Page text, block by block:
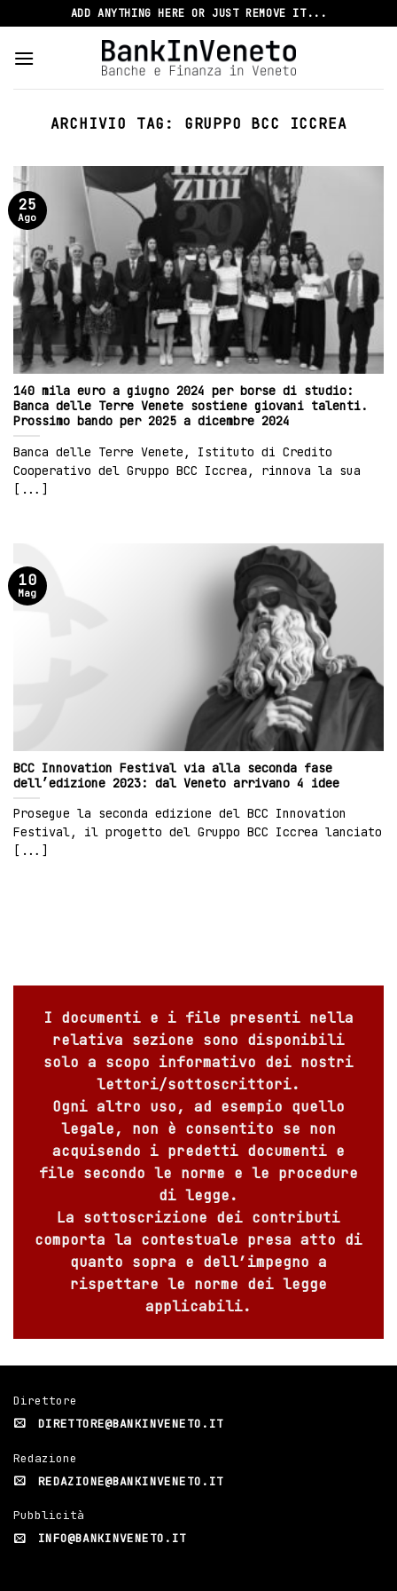
to
content
ADD ANYTHING HERE OR JUST REMOVE IT...
ARCHIVIO TAG: GRUPPO BCC ICCREA
140 mila euro a giugno 2024 per borse di studio:
Banca delle Terre Venete sostiene giovani talenti.
Prossimo bando per 2025 a dicembre 2024
Banca delle Terre Venete, Istituto di Credito
Cooperativo del Gruppo BCC Iccrea, rinnova la sua
[...]
25
Ago
BCC Innovation Festival via alla seconda fase
dell’edizione 2023: dal Veneto arrivano 4 idee
Prosegue la seconda edizione del BCC Innovation
Festival, il progetto del Gruppo BCC Iccrea lanciato
[...]
10
Mag
I documenti e i file presenti nella
relativa sezione sono disponibili
solo a scopo informativo dei nostri
lettori/sottoscrittori.
Ogni altro uso, ad esempio quello
legale, non è consentito se non
acquisendo i predetti documenti e
file secondo le norme e le procedure
di legge.
La sottoscrizione dei contributi
comporta la contestuale presa atto di
quanto sopra e dell’impegno a
rispettare le norme dei legge
applicabili.
Direttore
DIRETTORE@BANKINVENETO.IT
Redazione
REDAZIONE@BANKINVENETO.IT
Pubblicità
INFO@BANKINVENETO.IT